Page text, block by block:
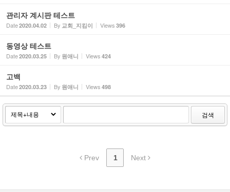
관리자 계시판 테스트
Date2020.04.02 By 교회_지킴이 Views 396
동영상 테스트
Date2020.03.25 By 원애니 Views 424
고백
Date2020.03.23 By 원애니 Views 498
검색
Prev 1 Next